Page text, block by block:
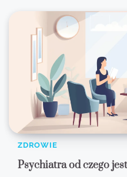
ZDROWIE
Psychiatra od czego